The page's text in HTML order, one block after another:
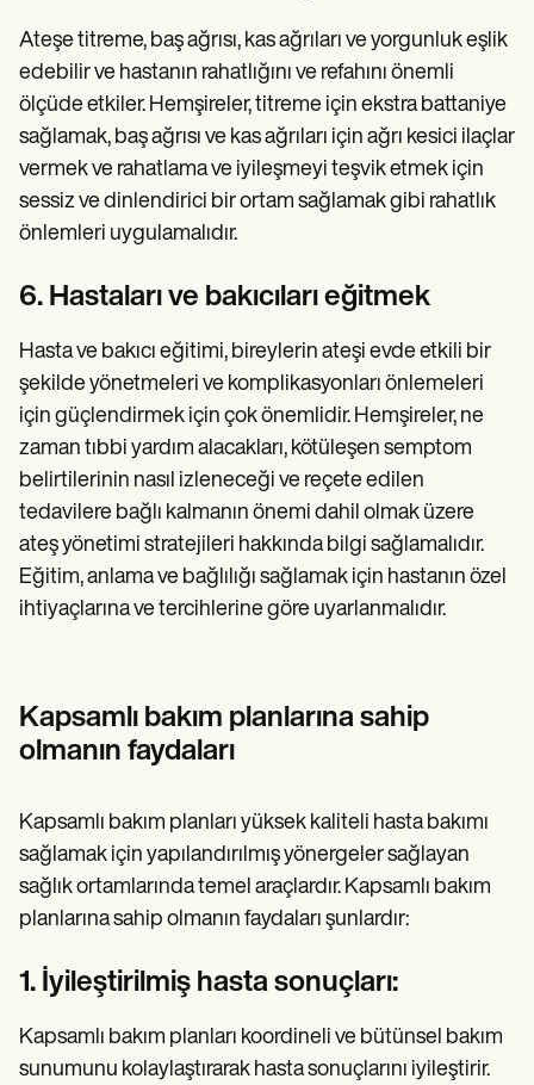
Ateşe titreme, baş ağrısı, kas ağrıları ve yorgunluk eşlik
edebilir ve hastanın rahatlığını ve refahını önemli
ölçüde etkiler. Hemşireler, titreme için ekstra battaniye
sağlamak, baş ağrısı ve kas ağrıları için ağrı kesici ilaçlar
vermek ve rahatlama ve iyileşmeyi teşvik etmek için
sessiz ve dinlendirici bir ortam sağlamak gibi rahatlık
önlemleri uygulamalıdır.
6. Hastaları ve bakıcıları eğitmek
Hasta ve bakıcı eğitimi, bireylerin ateşi evde etkili bir
şekilde yönetmeleri ve komplikasyonları önlemeleri
için güçlendirmek için çok önemlidir. Hemşireler, ne
zaman tıbbi yardım alacakları, kötüleşen semptom
belirtilerinin nasıl izleneceği ve reçete edilen
tedavilere bağlı kalmanın önemi dahil olmak üzere
ateş yönetimi stratejileri hakkında bilgi sağlamalıdır.
Eğitim, anlama ve bağlılığı sağlamak için hastanın özel
ihtiyaçlarına ve tercihlerine göre uyarlanmalıdır.
Kapsamlı bakım planlarına sahip
olmanın faydaları
Kapsamlı bakım planları yüksek kaliteli hasta bakımı
sağlamak için yapılandırılmış yönergeler sağlayan
sağlık ortamlarında temel araçlardır. Kapsamlı bakım
planlarına sahip olmanın faydaları şunlardır:
1. İyileştirilmiş hasta sonuçları:
Kapsamlı bakım planları koordineli ve bütünsel bakım
sunumunu kolaylaştırarak hasta sonuçlarını iyileştirir.